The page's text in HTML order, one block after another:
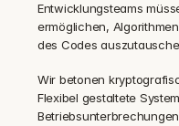
Entwicklungsteams
ermöglichen,
des Codes
Wir betonen
Flexibel gestaltete